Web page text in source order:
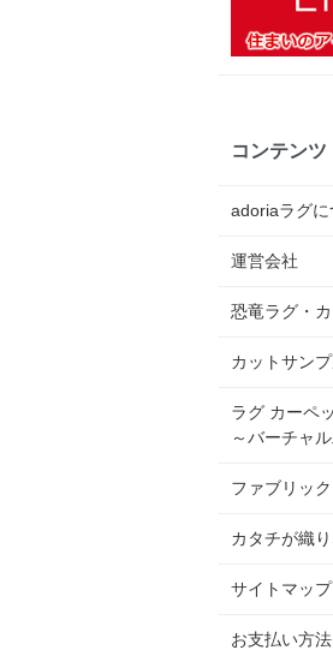
コンテンツ
adoriaラグに
運営会社
恐竜ラグ・
カットサン
ラグ カーペ
～バーチャ
ファブリッ
カタチが織
サイトマップ
お支払い方